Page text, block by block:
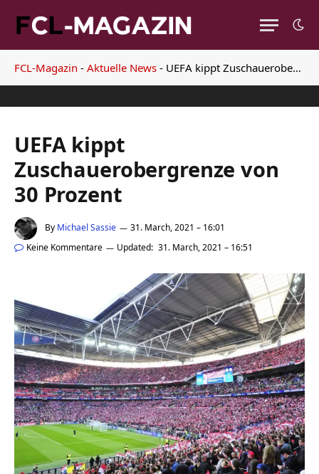
FCL-Magazin - Aktuelle News - UEFA kippt Zuschauerobergrenze von 30 Prozent
UEFA kippt
Zuschauerobergrenze von
30 Prozent
By Michael Sassie
31. March, 2021 – 16:01
Keine Kommentare
Updated: 31. March, 2021 – 16:51